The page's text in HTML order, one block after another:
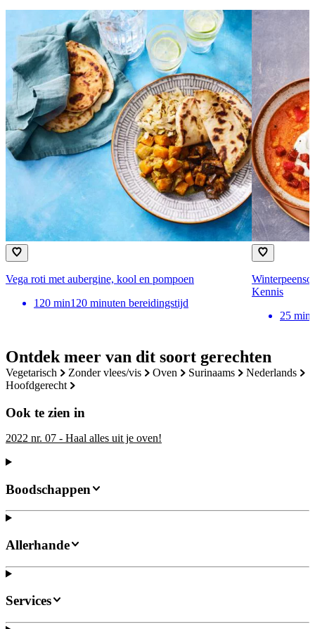
Ontdek meer van dit soort gerechten
vegetarisch zonder vlees/vis oven surinaams
nederlands
hoofdgerecht
Ook te zien in
2022 nr. 07 - Haal alles uit je oven!
Vega roti met aubergine, kool en pompoen
120 min120 minuten bereidingstijd
Kennis
25 min
Boodschappen
Allerhande
Services